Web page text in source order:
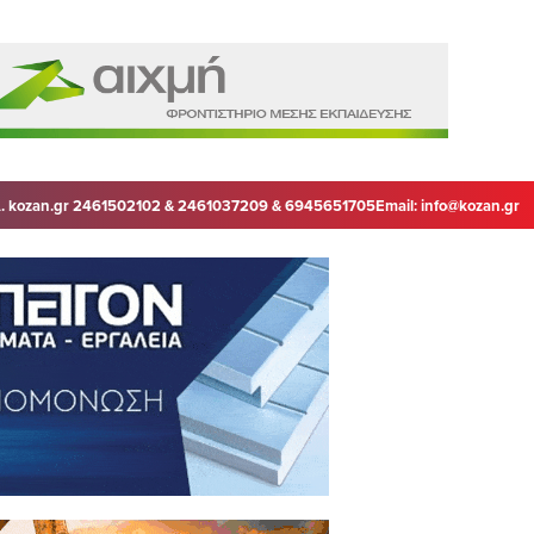
kozan.gr 2461502102 & 2461037209 & 6945651705Email:info@kozan.gr